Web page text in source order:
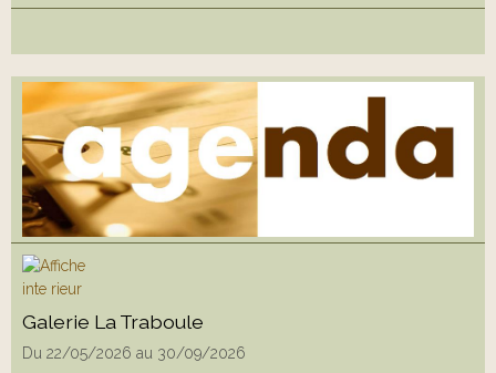
Galerie La Traboule
Du 22/05/2026 au 30/09/2026